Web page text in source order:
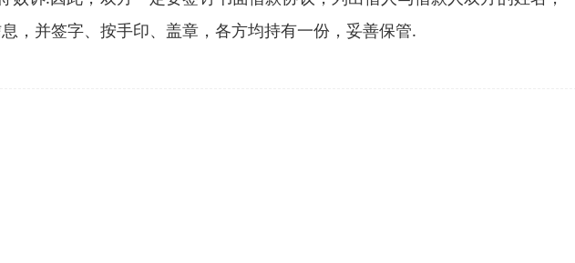
，并签字、按手印、盖章，各方均持有一份，妥善保管.